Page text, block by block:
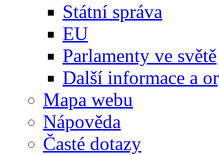
Státní správa
EU
Parlamenty ve světě
Další informace a
Mapa webu
Nápověda
Časté dotazy